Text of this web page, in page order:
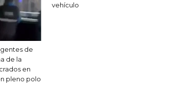
de
de la
en
pleno polo
vehículo